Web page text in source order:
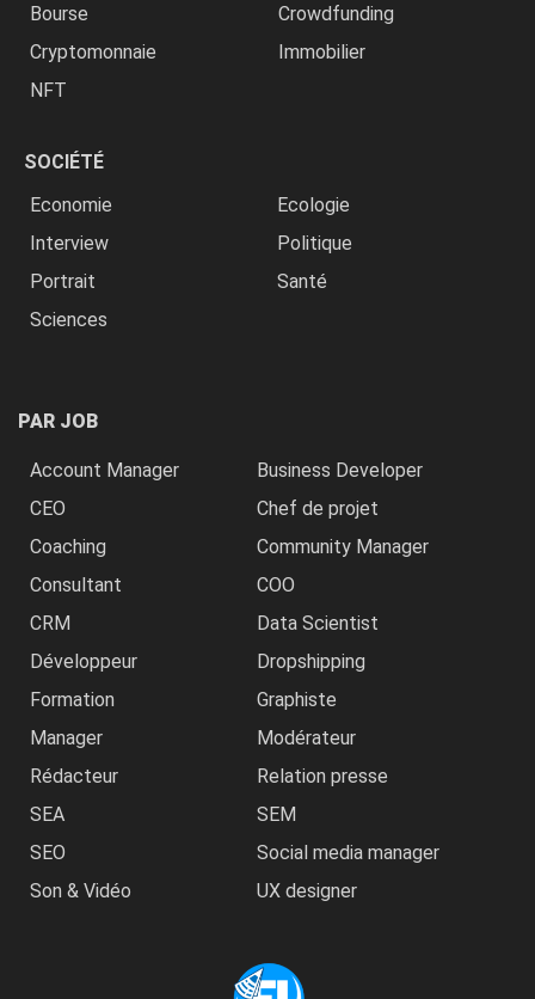
Bourse
Crowdfunding
Cryptomonnaie
Immobilier
NFT
SOCIÉTÉ
Economie
Ecologie
Interview
Politique
Portrait
Santé
Sciences
PAR JOB
Account Manager
Business Developer
CEO
Chef de projet
Coaching
Community Manager
Consultant
COO
CRM
Data Scientist
Développeur
Dropshipping
Formation
Graphiste
Manager
Modérateur
Rédacteur
Relation presse
SEA
SEM
SEO
Social media manager
Son & Vidéo
UX designer